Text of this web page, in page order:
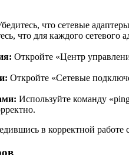
что сетевые
что для каждого
Откройте «Центр
Откройте «Сетевые
Используйте команду
в корректной